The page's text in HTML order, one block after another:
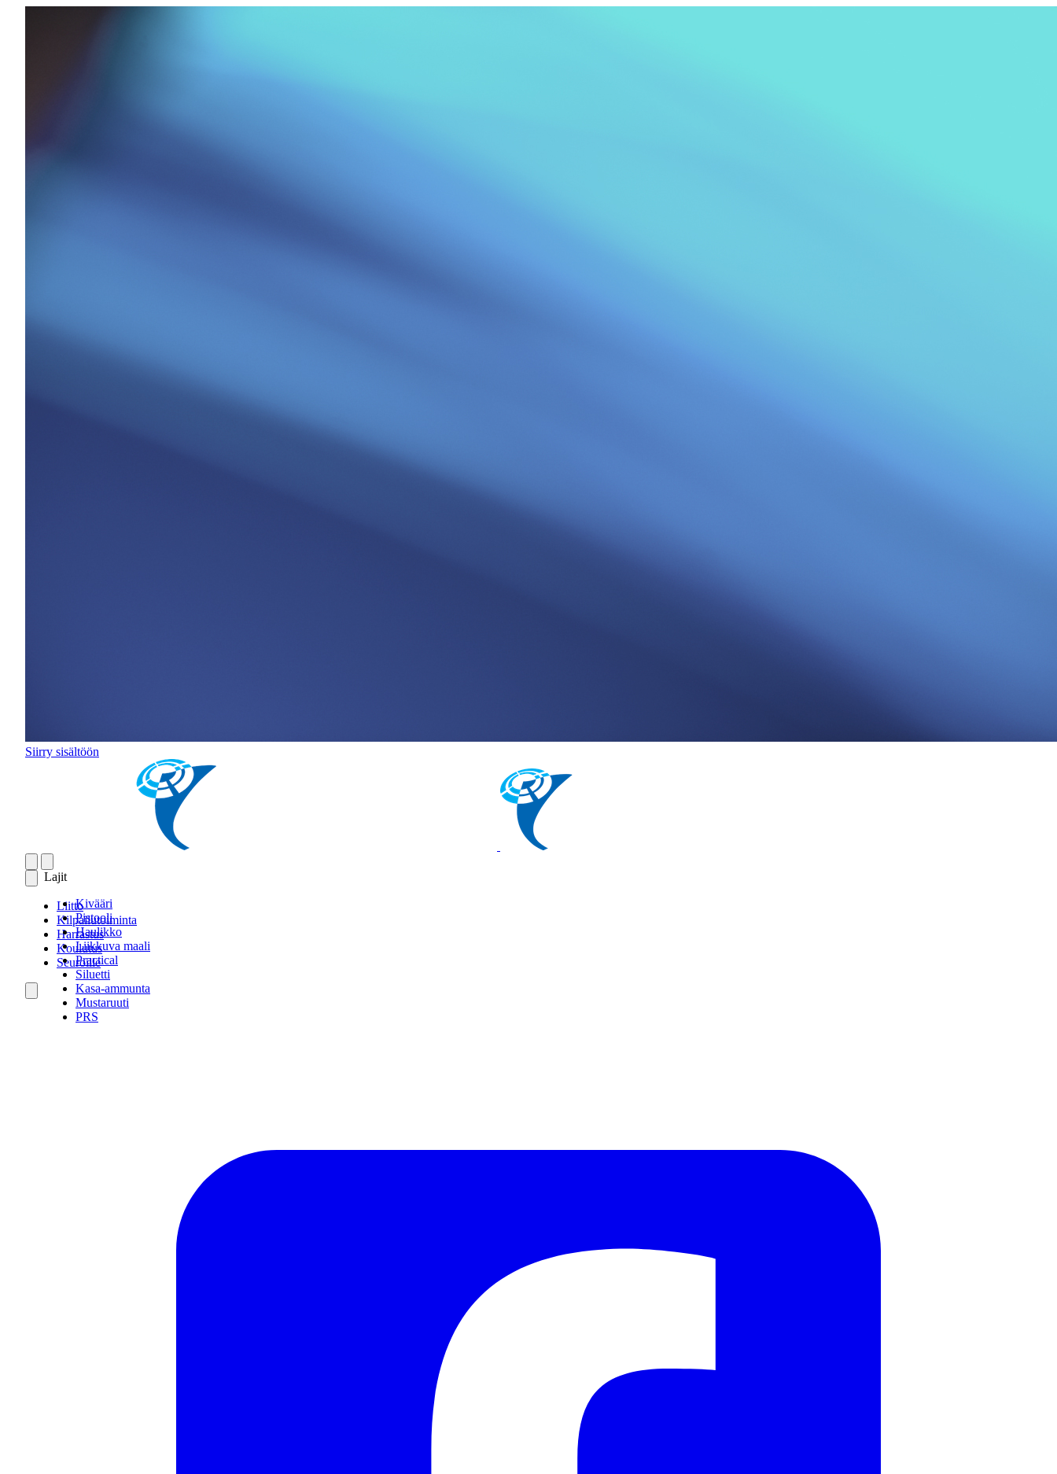
Siirry sisältöön
Lajit
Kivääri
Pistooli
Haulikko
Liikkuva maali
Practical
Siluetti
Kasa-ammunta
Mustaruuti
PRS
Liitto
Kilpailutoiminta
Harrastus
Koulutus
Seuroille